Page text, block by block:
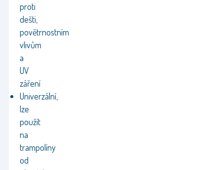
proti
dešti,
povětrnostním
vlivům
a
UV
záření
Univerzální,
lze
použít
na
trampolíny
od